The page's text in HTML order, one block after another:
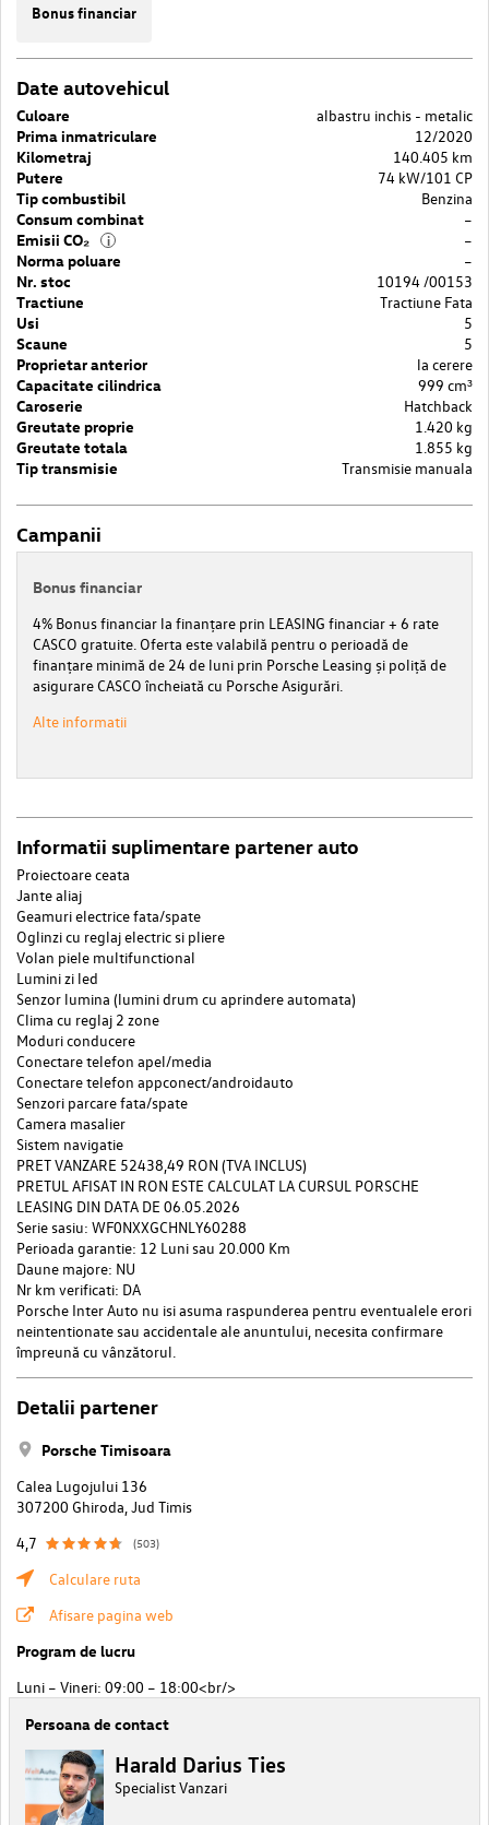
Bonus financiar
Date autovehicul
Culoare
albastru inchis - metalic
Prima inmatriculare
12/2020
Kilometraj
140.405 km
Putere
74 kW/101 CP
Tip combustibil
Benzina
Consum combinat
–
Emisii CO₂
i
–
Norma poluare
–
Nr. stoc
10194 /00153
Tractiune
Tractiune Fata
Usi
5
Scaune
5
Proprietar anterior
la cerere
Capacitate cilindrica
999 cm³
Caroserie
Hatchback
Greutate proprie
1.420 kg
Greutate totala
1.855 kg
Tip transmisie
Transmisie manuala
Campanii
Bonus financiar
4% Bonus financiar la finanțare prin LEASING financiar + 6 rate
CASCO gratuite. Oferta este valabilă pentru o perioadă de
finanțare minimă de 24 de luni prin Porsche Leasing și poliță de
asigurare CASCO încheiată cu Porsche Asigurări.
Alte informatii
Informatii suplimentare partener auto
Proiectoare ceata
Jante aliaj
Geamuri electrice fata/spate
Oglinzi cu reglaj electric si pliere
Volan piele multifunctional
Lumini zi led
Senzor lumina (lumini drum cu aprindere automata)
Clima cu reglaj 2 zone
Moduri conducere
Conectare telefon apel/media
Conectare telefon appconect/androidauto
Senzori parcare fata/spate
Camera masalier
Sistem navigatie
PRET VANZARE 52438,49 RON (TVA INCLUS)
PRETUL AFISAT IN RON ESTE CALCULAT LA CURSUL PORSCHE
LEASING DIN DATA DE 06.05.2026
Serie sasiu: WF0NXXGCHNLY60288
Perioada garantie: 12 Luni sau 20.000 Km
Daune majore: NU
Nr km verificati: DA
Porsche Inter Auto nu isi asuma raspunderea pentru eventualele erori
neintentionate sau accidentale ale anuntului, necesita confirmare
împreună cu vânzătorul.
Detalii partener
Porsche Timisoara
Calea Lugojului 136
307200 Ghiroda, Jud Timis
4,7
(503)
Calculare ruta
Afisare pagina web
Program de lucru
Luni – Vineri: 09:00 – 18:00<br/>
Persoana de contact
Harald Darius Ties
Specialist Vanzari